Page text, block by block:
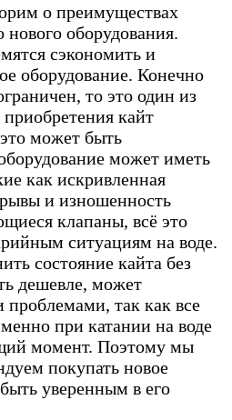
о преимуществах
оборудования.
сэкономить и
оборудование. Конечно
то это один из
кайт
может быть
может иметь
как искривленная
и изношенность
клапаны, всё это
ситуациям на воде.
состояние кайта без
дешевле, может
так как все
при катании на воде
момент. Поэтому мы
покупать новое
уверенным в его